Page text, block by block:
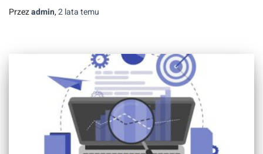
Przezadmin,2 latatemu